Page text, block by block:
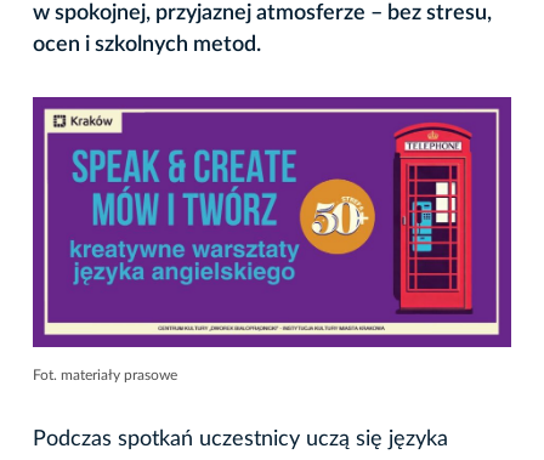
w spokojnej, przyjaznej atmosferze – bez stresu,
ocen i szkolnych metod.
Fot. materiały prasowe
Podczas spotkań uczestnicy uczą się języka